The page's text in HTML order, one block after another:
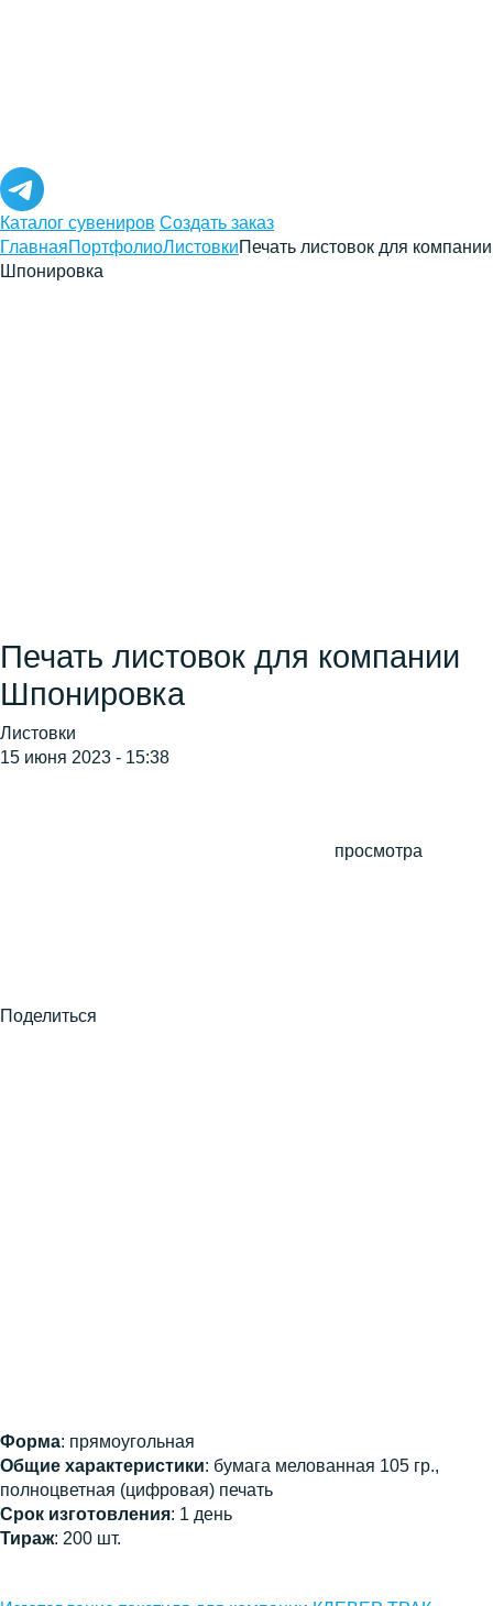
Каталог сувениров Создать заказ
ГлавнаяПортфолиоЛистовкиПечать листовок для компании
Шпонировка
Печать листовок для компании
Шпонировка
Листовки
15 июня 2023 - 15:38
просмотра
Поделиться
Форма: прямоугольная
Общие характеристики: бумага мелованная 105 гр.,
полноцветная (цифровая) печать
Срок изготовления: 1 день
Тираж: 200 шт.